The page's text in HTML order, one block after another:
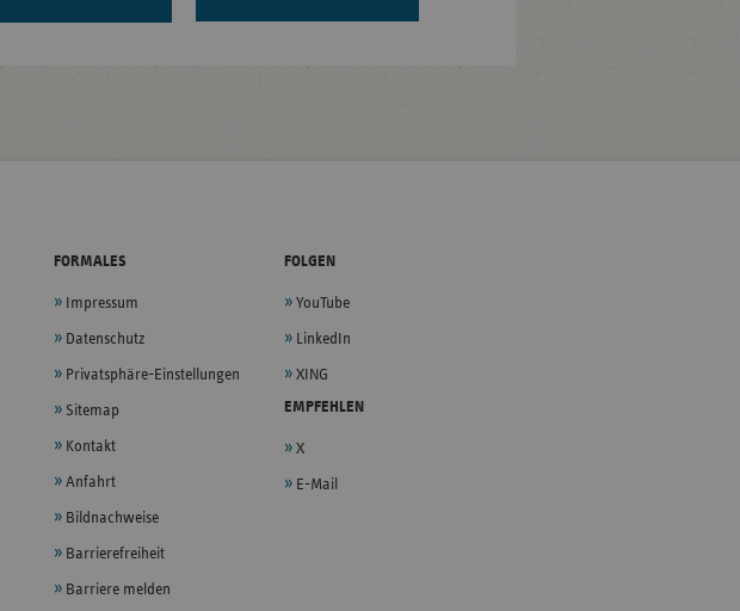
FORMALES
Impressum
Datenschutz
Privatsphäre-Einstellungen
Sitemap
Kontakt
Anfahrt
Bildnachweise
Barrierefreiheit
Barriere melden
FOLGEN
YouTube
LinkedIn
XING
EMPFEHLEN
X
E-Mail